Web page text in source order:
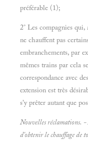
préférable (1);
2° Les compagnies
ne chauffent pas
embranchements, par
mêmes trains par cela
correspondance avec
extension est très
s'y prêter autant que
Nouvelles réclamations.
d'obtenir le chauffage de